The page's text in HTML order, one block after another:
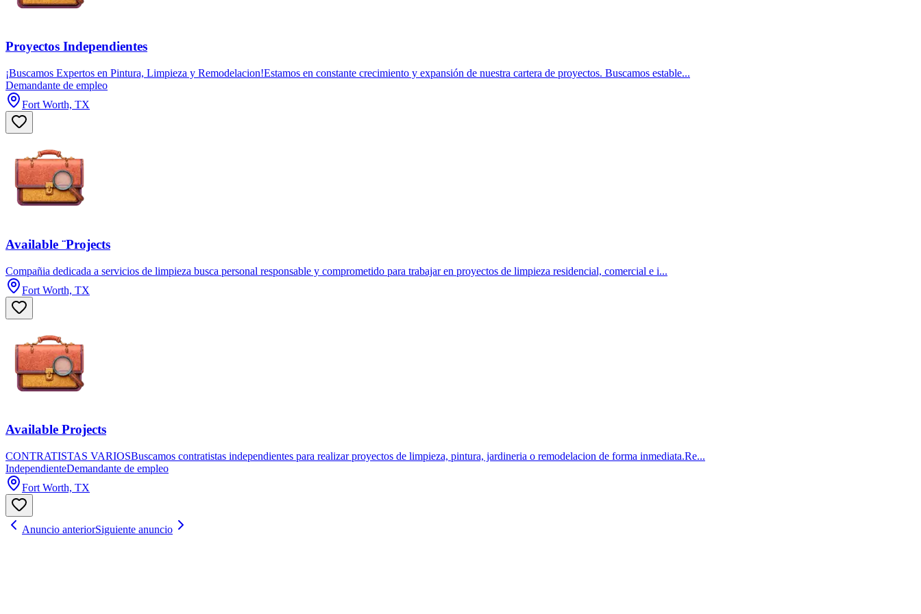
Proyectos Independientes
¡Buscamos Expertos en Pintura, Limpieza y Remodelacion!Estamos en constante crecimiento y expansión de nuestra cartera de proyectos. Buscamos estable...
Demandante de empleo
Fort Worth, TX
Available ¨Projects
Compañia dedicada a servicios de limpieza busca personal responsable y comprometido para trabajar en proyectos de limpieza residencial, comercial e i...
Fort Worth, TX
Available Projects
CONTRATISTAS VARIOSBuscamos contratistas independientes para realizar proyectos de limpieza, pintura, jardineria o remodelacion de forma inmediata.Re...
IndependienteDemandante de empleo
Fort Worth, TX
Anuncio anteriorSiguiente anuncio